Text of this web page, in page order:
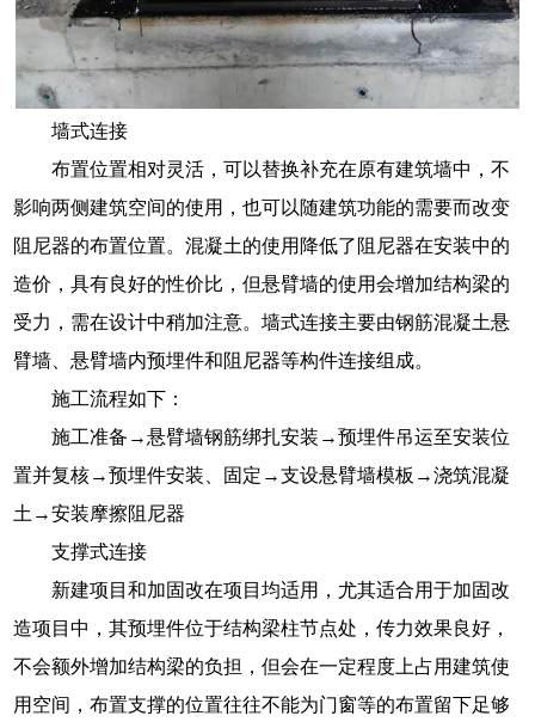
墙式连接
布置位置相对灵活，可以替换补充在原有建筑墙中，不
影响两侧建筑空间的使用，也可以随建筑功能的需要而改变
阻尼器的布置位置。混凝土的使用降低了阻尼器在安装中的
造价，具有良好的性价比，但悬臂墙的使用会增加结构梁的
受力，需在设计中稍加注意。墙式连接主要由钢筋混凝土悬
臂墙、悬臂墙内预埋件和阻尼器等构件连接组成。
施工流程如下：
施工准备→悬臂墙钢筋绑扎安装→预埋件吊运至安装位
置并复核→预埋件安装、固定→支设悬臂墙模板→浇筑混凝
土→安装摩擦阻尼器
支撑式连接
新建项目和加固改在项目均适用，尤其适合用于加固改
造项目中，其预埋件位于结构梁柱节点处，传力效果良好，
不会额外增加结构梁的负担，但会在一定程度上占用建筑使
用空间，布置支撑的位置往往不能为门窗等的布置留下足够